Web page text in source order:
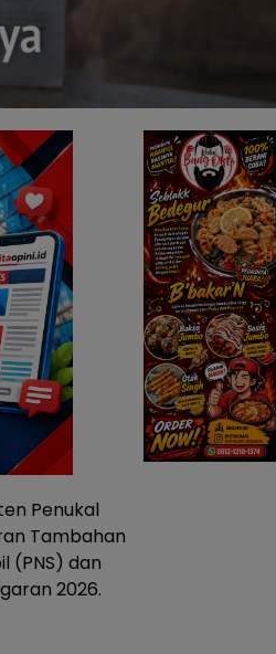
Penukal
Tambahan
(PNS) dan
2026.